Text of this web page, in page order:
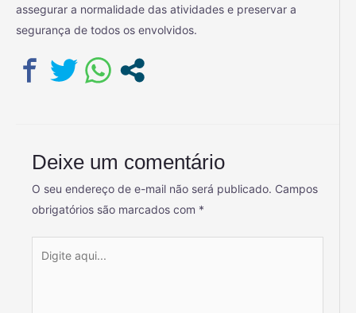
assegurar a normalidade das atividades e preservar a
segurança de todos os envolvidos.
Deixe um comentário
O seu endereço de e-mail não será publicado. Campos
obrigatórios são marcados com *